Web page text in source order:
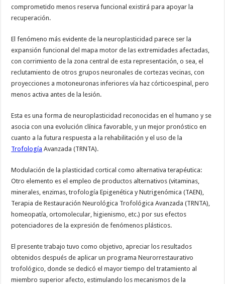
comprometido menos reserva funcional existirá para apoyar la
recuperación.
El fenómeno más evidente de la neuroplasticidad parece ser la
expansión funcional del mapa motor de las extremidades afectadas,
con corrimiento de la zona central de esta representación, o sea, el
reclutamiento de otros grupos neuronales de cortezas vecinas, con
proyecciones a motoneuronas inferiores vía haz córticoespinal, pero
menos activa antes de la lesión.
Esta es una forma de neuroplasticidad reconocidas en el humano y se
asocia con una evolución clínica favorable, y un mejor pronóstico en
cuanto a la futura respuesta a la rehabilitación y el uso de la
Trofología Avanzada (TRNTA).
Modulación de la plasticidad cortical como alternativa terapéutica:
Otro elemento es el empleo de productos alternativos (vitaminas,
minerales, enzimas, trofología Epigenética y Nutrigenómica (TAEN),
Terapia de Restauración Neurológica Trofológica Avanzada (TRNTA),
homeopatía, ortomolecular, higienismo, etc.) por sus efectos
potenciadores de la expresión de fenómenos plásticos.
El presente trabajo tuvo como objetivo, apreciar los resultados
obtenidos después de aplicar un programa Neurorrestaurativo
trofológico, donde se dedicó el mayor tiempo del tratamiento al
miembro superior afecto, estimulando los mecanismos de la